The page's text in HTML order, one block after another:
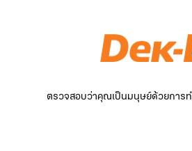
ตรวจสอบว่าคุณเป็นมนุษย์ด้วยการท